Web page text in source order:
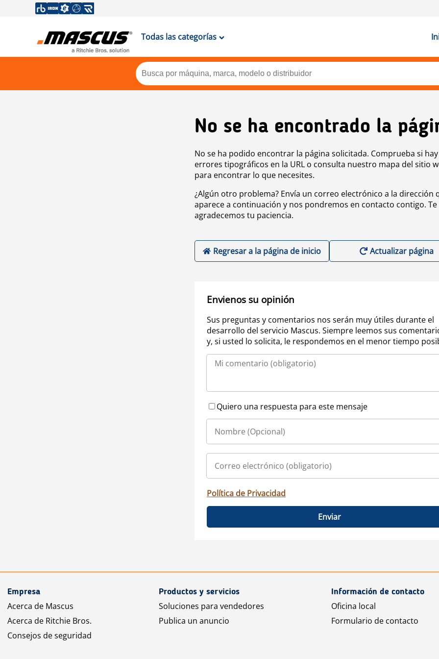
Todas las categorías
No se ha encontrado la
No se ha podido encontrar la página solicitada. Comprueba si hay
errores tipográficos en la URL o consulta nuestro mapa del sitio
para encontrar lo que necesites.
¿Algún otro problema? Envía un correo electrónico a la dirección
aparece a continuación y nos pondremos en contacto contigo. Te
agradecemos tu paciencia.
Regresar a la página de inicio Actualizar página
Envienos su opinión
Sus preguntas y comentarios nos serán muy útiles durante el
desarrollo del servicio Mascus. Siempre leemos sus
y, si usted lo solicita, le respondemos en el menor tiempo
Quiero una respuesta para este mensaje
Política de Privacidad
Enviar
Empresa
Acerca de Mascus
Acerca de Ritchie Bros.
Consejos de seguridad
Productos y servicios
Soluciones para vendedores
Publica un anuncio
Información de contacto
Oficina local
Formulario de contacto